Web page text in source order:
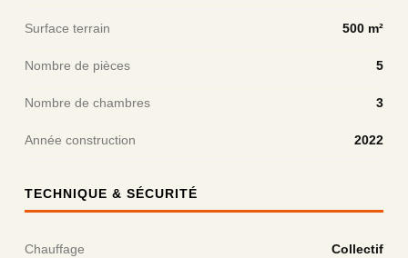
Surface terrain 500 m²
Nombre de pièces 5
Nombre de chambres 3
Année construction 2022
TECHNIQUE & SÉCURITÉ
Chauffage Collectif